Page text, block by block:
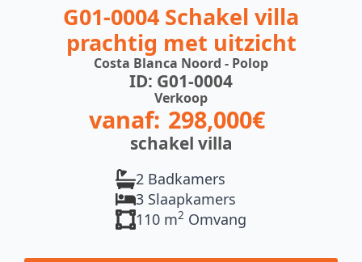
G01-0004 Schakel villa
prachtig met uitzicht
Costa Blanca Noord - Polop
ID: G01-0004
Verkoop
vanaf: 298,000€
schakel villa
2 Badkamers
3 Slaapkamers
110 m2 Omvang